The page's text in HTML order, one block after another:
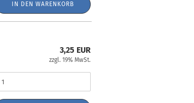
IN DEN WARENKORB
3,25 EUR
zzgl. 19% MwSt.